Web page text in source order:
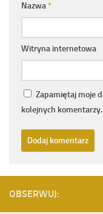
Nazwa*
Witryna internetowa
Zapamiętaj moje
kolejnych komentarzy.
OBSERWUJ: